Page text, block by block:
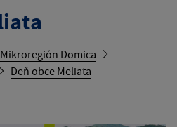
Mikroregión Domica
Deň obce Meliata